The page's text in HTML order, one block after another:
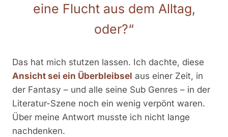
eine Flucht aus dem Alltag,
oder?“
Das hat mich stutzen lassen. Ich dachte, diese
Ansicht sei ein Überbleibsel aus einer Zeit, in
der Fantasy – und alle seine Sub Genres – in der
Literatur-Szene noch ein wenig verpönt waren.
Über meine Antwort musste ich nicht lange
nachdenken.